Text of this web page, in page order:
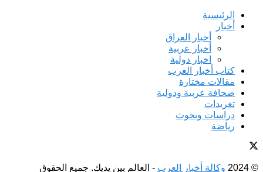
الرئيسية
أخبار
أخبار العراق
أخبار عربية
اخبار دولية
كتاب أخبار العرب
مقالات مختارة
صحافة عربية ودولية
تغريدات
دراسات وبحوث
رياضة
© 2024 وكالة أخبار العرب - العالم بين يديك. جميع الحقوق